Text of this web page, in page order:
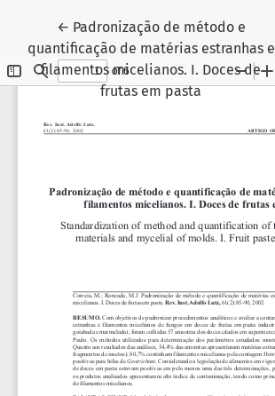
← Voltar aos Detalhes do Artigo
Padronização de método e
quantificação de matérias estranhas e
filamentos micelianos. I. Doces de
frutas em pasta